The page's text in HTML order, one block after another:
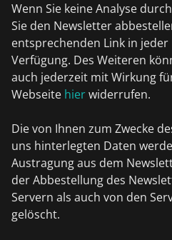
Wenn Sie keine Analyse
Sie den Newsletter
entsprechenden Link in
Verfügung. Des Weiteren
auch jederzeit mit Wirkung
Webseite hierwiderrufen.
Die von Ihnen zum Zwecke
uns hinterlegten Daten
Austragung aus dem
der Abbestellung des
Servern als auch von den
gelöscht.